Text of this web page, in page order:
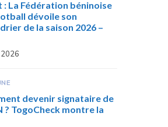
: La Fédération béninoise
dévoile son
de la saison 2026 –
devenir signataire de
? TogoCheck montre la